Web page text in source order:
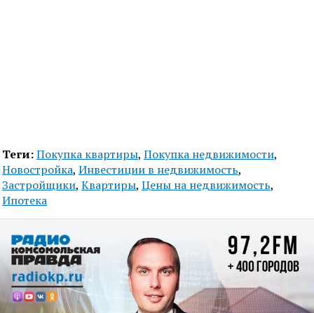
Теги:Покупка квартиры, Покупка недвижимости,
Новостройка, Инвестиции в недвижимость,
Застройщики, Квартиры, Цены на недвижимость,
Ипотека